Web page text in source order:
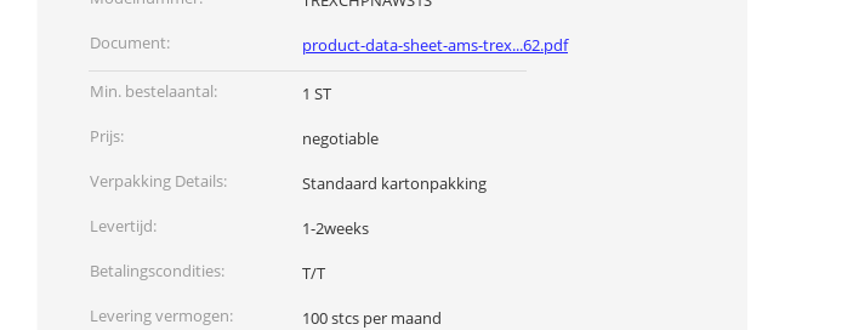
Document:
product-data-sheet-ams-trex...62.pdf
Min. bestelaantal:
1 ST
Prijs:
negotiable
Verpakking Details:
Standaard kartonpakking
Levertijd:
1-2weeks
Betalingscondities:
T/T
Levering vermogen:
100 stcs per maand